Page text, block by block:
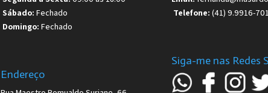
Sábado: Fechado
Domingo: Fechado
Endereço
Telefone: (41) 9.9916-
Siga-me nas Redes